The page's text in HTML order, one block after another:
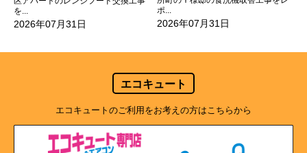
を...
2026年07月31日
ポ...
2026年07月31日
エコキュート
エコキュートのご利用をお考えの方はこちらから